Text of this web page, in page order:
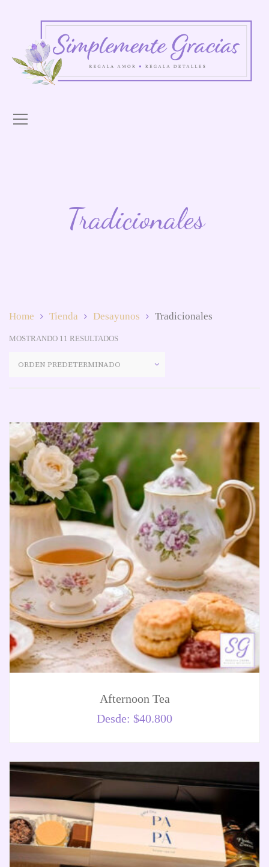
Tradicionales
Home Tienda Desayunos Tradicionales
MOSTRANDO 11 RESULTADOS
Afternoon Tea
Desde: $40.800